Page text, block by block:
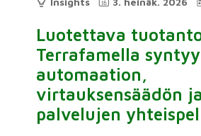
Luotettava
Terrafamella syntyy
automaation,
virtauksensäädön ja
palvelujen